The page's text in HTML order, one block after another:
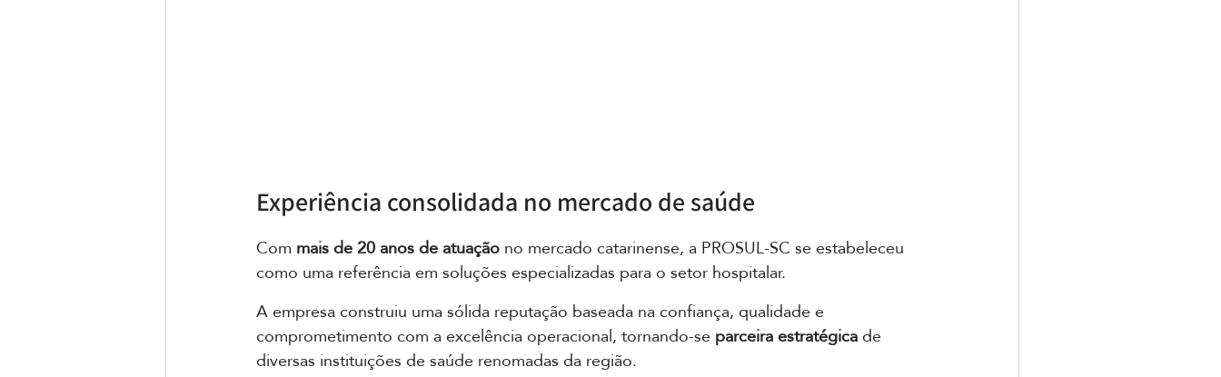
Experiência consolidada no mercado de saúde
Com mais de 20 anos de atuação no mercado catarinense, a PROSUL-SC se estabeleceu
como uma referência em soluções especializadas para o setor hospitalar.
A empresa construiu uma sólida reputação baseada na confiança, qualidade e
comprometimento com a excelência operacional, tornando-se parceira estratégica de
diversas instituições de saúde renomadas da região.